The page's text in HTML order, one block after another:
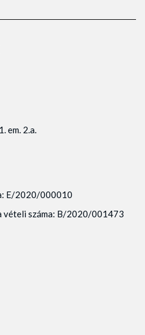
em. 2.a.
E/2020/000010
vételi száma: B/2020/001473